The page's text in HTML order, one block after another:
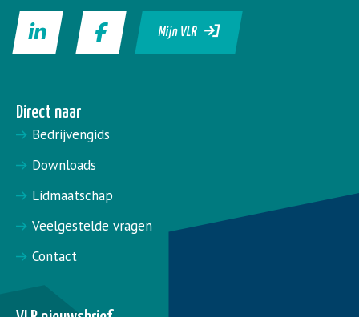
Mijn VLR
Direct naar
Bedrijvengids
Downloads
Lidmaatschap
Veelgestelde vragen
Contact